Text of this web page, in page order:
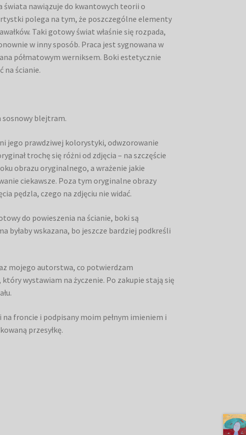
świata nawiązuje do kwantowych teorii o
polega na tym, że poszczególne elementy
Taki gotowy świat właśnie się rozpada,
w inny sposób. Praca jest sygnowana w
półmatowym werniksem. Boki estetycznie
na ścianie.
sosnowy blejtram.
jego prawdziwej kolorystyki, odwzorowanie
trochę się różni od zdjęcia – na szczęście
obrazu oryginalnego, a wrażenie jakie
ciekawsze. Poza tym oryginalne obrazy
pędzla, czego na zdjęciu nie widać.
do powieszenia na ścianie, boki są
byłaby wskazana, bo jeszcze bardziej podkreśli
mojego autorstwa, co potwierdzam
wystawiam na życzenie. Po zakupie stają się
na froncie i podpisany moim pełnym imieniem i
przesyłkę.